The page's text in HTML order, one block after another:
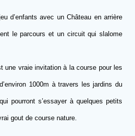
d’enfants avec un Château en arrière
le parcours et un circuit qui slalome
une vraie invitation à la course pour les
1000m à travers les jardins du
pourront s’essayer à quelques petits
gout de course nature.